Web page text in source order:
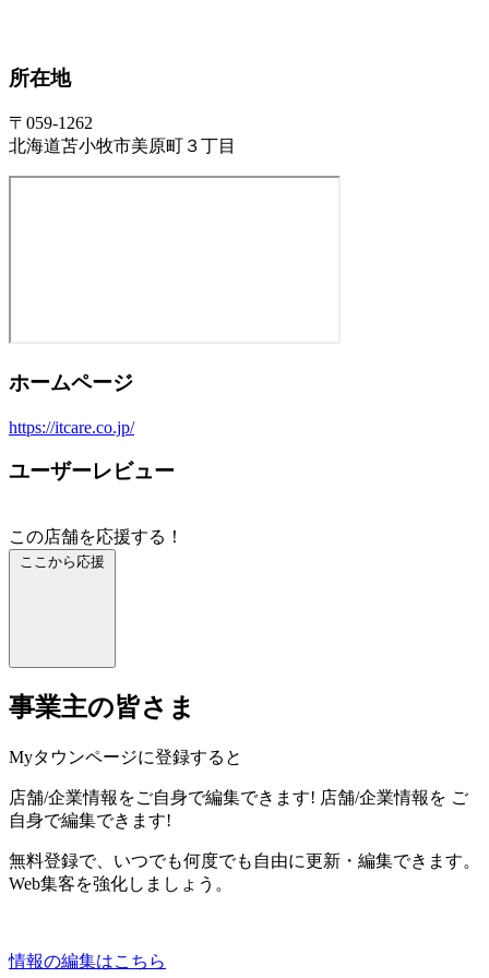
所在地
〒059-1262
北海道苫小牧市美原町３丁目
ホームページ
https://itcare.co.jp/
ユーザーレビュー
この店舗を応援する！
ここから応援
事業主の皆さま
Myタウンページに登録すると
店舗/企業情報をご自身で編集できます! 店舗/企業情報を ご
自身で編集できます!
無料登録で、いつでも何度でも自由に更新・編集できます。
Web集客を強化しましょう。
情報の編集はこちら